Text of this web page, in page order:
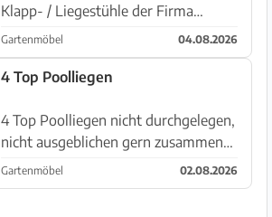
Klapp- / Liegestühle der Firma
Borneus in weiß. Sehr leichte
Ausführung in Aluminium bespannt
mit Kunststoffgeflecht in weiß mit
Position...
Gartenmöbel 04.08.2026
4 Top Poolliegen
4 Top Poolliegen nicht durchgelegen,
nicht ausgeblichen gern zusammen
zu verkaufen pro Liege VB 85€, NP
lag bei 150€ für beide zusammen VB
Gartenmöbel 02.08.2026